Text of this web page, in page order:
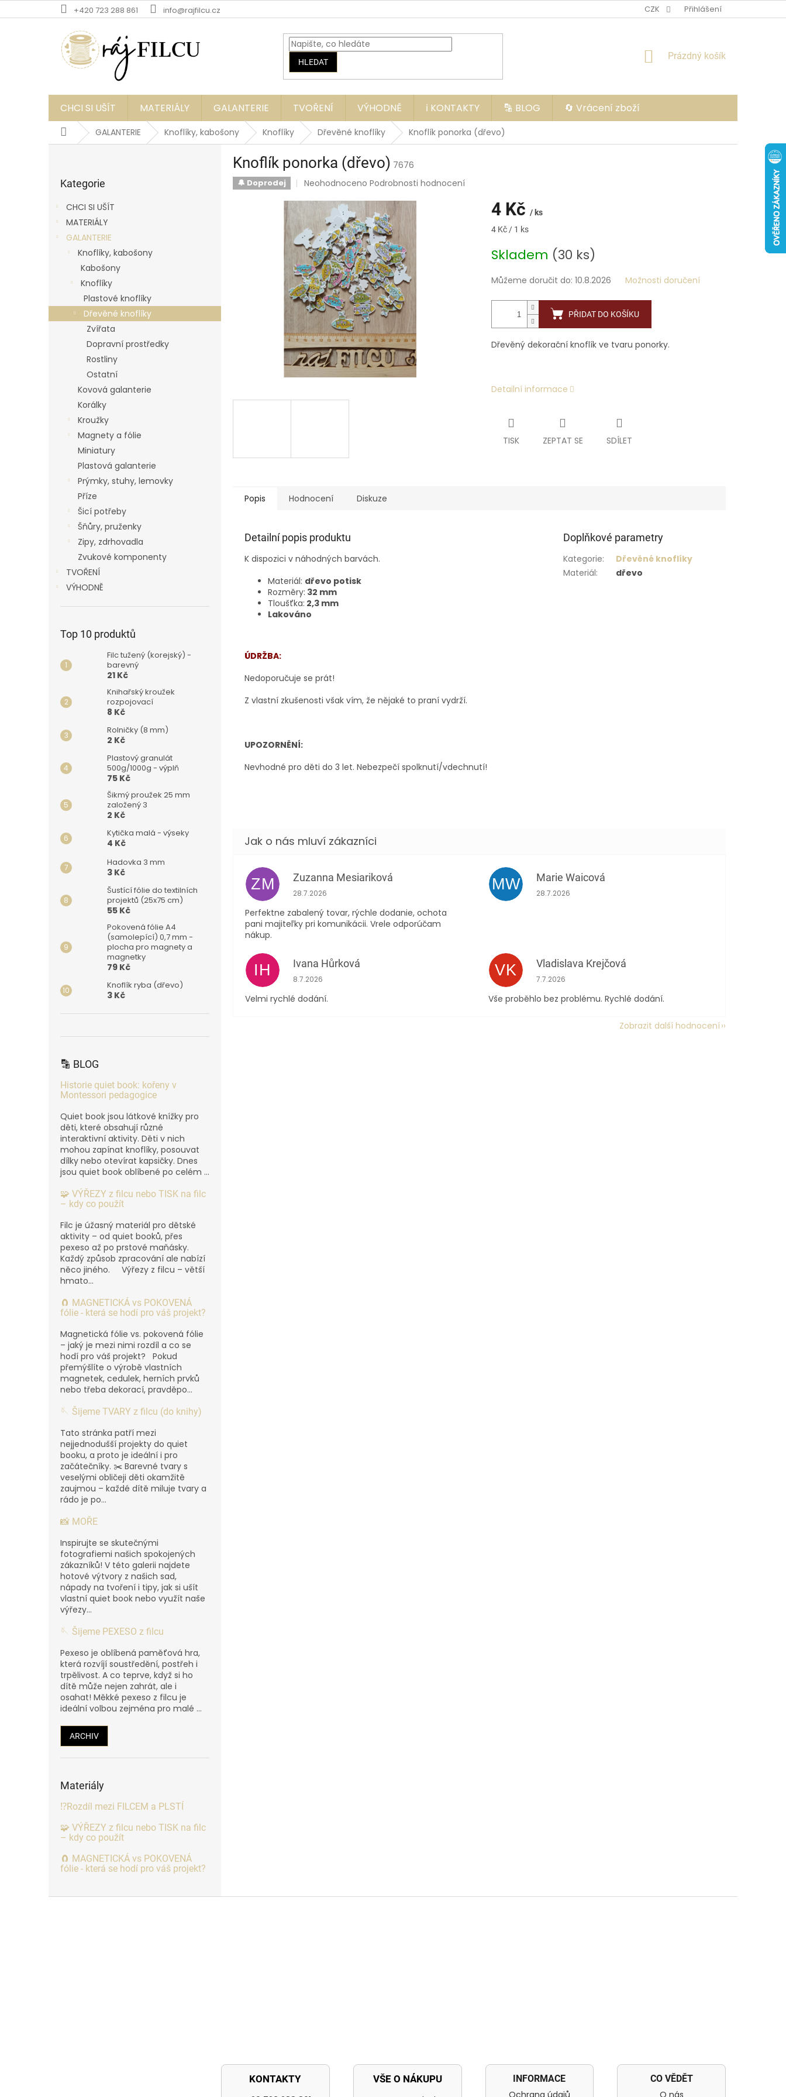
na
+420 723 288 861 info@rajfilcu.cz CZK Přihlášení
HLEDAT
NÁKUPNÍ
Prázdný košík
CHCI SI UŠÍT MATERIÁLY GALANTERIE TVOŘENÍ VÝHODNĚ ℹ️ KONTAKTY 🔡 BLOG 🔄 Vrácení zboží
DomůGALANTERIE Knoflíky, kabošony Knoflíky Dřevěné knoflíky Knoflík ponorka (dřevo)
e
l
kategorie
Kategorie
CHCI SI UŠÍT
MATERIÁLY
GALANTERIE
Knoflíky, kabošony
Kabošony
Knoflíky
Plastové knoflíky
Dřevěné knoflíky
Zvířata
Dopravní prostředky
Rostliny
Ostatní
Kovová galanterie
Korálky
Kroužky
Magnety a fólie
Miniatury
Plastová galanterie
Prýmky, stuhy, lemovky
Příze
Šicí potřeby
Šňůry, pruženky
Zipy, zdrhovadla
Zvukové komponenty
TVOŘENÍ
VÝHODNĚ
Top 10 produktů
Filc tužený (korejský) -
barevný
21 Kč
Knihařský kroužek
rozpojovací
8 Kč
Rolničky (8 mm)
2 Kč
Plastový granulát
500g/1000g - výplň
75 Kč
Šikmý proužek 25 mm
založený 3
2 Kč
Kytička malá - výseky
4 Kč
Hadovka 3 mm
3 Kč
Šustící fólie do textilních
projektů (25x75 cm)
55 Kč
Pokovená fólie A4
(samolepící) 0,7 mm -
plocha pro magnety a
magnetky
79 Kč
Knoflík ryba (dřevo)
3 Kč
🔡 BLOG
Historie quiet book: kořeny v
Montessori pedagogice
Quiet book jsou látkové knížky pro
děti, které obsahují různé
interaktivní aktivity. Děti v nich
mohou zapínat knoflíky, posouvat
dílky nebo otevírat kapsičky. Dnes
jsou quiet book oblíbené po celém ...
🧩 VÝŘEZY z filcu nebo TISK na filc
– kdy co použít
Filc je úžasný materiál pro dětské
aktivity – od quiet booků, přes
pexeso až po prstové maňásky.
Každý způsob zpracování ale nabízí
něco jiného. Výřezy z filcu – větší
hmato...
🧲 MAGNETICKÁ vs POKOVENÁ
fólie - která se hodí pro váš projekt?
Magnetická fólie vs. pokovená fólie
– jaký je mezi nimi rozdíl a co se
hodí pro váš projekt? Pokud
přemýšlíte o výrobě vlastních
magnetek, cedulek, herních prvků
nebo třeba dekorací, pravděpo...
🪡 Šijeme TVARY z filcu (do knihy)
Tato stránka patří mezi
nejjednodušší projekty do quiet
booku, a proto je ideální i pro
začátečníky. ✂️ Barevné tvary s
veselými obličeji děti okamžitě
zaujmou – každé dítě miluje tvary a
rádo je po...
📸 MOŘE
Inspirujte se skutečnými
fotografiemi našich spokojených
zákazníků! V této galerii najdete
hotové výtvory z našich sad,
nápady na tvoření i tipy, jak si ušít
vlastní quiet book nebo využít naše
výřezy...
🪡 Šijeme PEXESO z filcu
Pexeso je oblíbená paměťová hra,
která rozvíjí soustředění, postřeh i
trpělivost. A co teprve, když si ho
dítě může nejen zahrát, ale i
osahat! Měkké pexeso z filcu je
ideální volbou zejména pro malé ...
ARCHIV
Materiály
⁉️Rozdíl mezi FILCEM a PLSTÍ
🧩 VÝŘEZY z filcu nebo TISK na filc
– kdy co použít
🧲 MAGNETICKÁ vs POKOVENÁ
fólie - která se hodí pro váš projekt?
Knoflík ponorka (dřevo) 7676
🔔 Doprodej
Průměrné
produktu
je
0,0
z
5
hvězdiček.
Neohodnoceno Podrobnosti hodnocení
4 Kč / ks
Měrná
4 Kč / 1 ks
Skladem (30 ks)
Můžeme doručit do: 10.8.2026 Možnosti doručení
PŘIDAT DO KOŠÍKU
Dřevěný dekorační knoflík ve tvaru ponorky.
Detailní informace
TISK ZEPTAT SE SDÍLET
Popis Hodnocení Diskuze
Detailní popis produktu
K dispozici v náhodných barvách.
Materiál: dřevo potisk
Rozměry: 32 mm
Tloušťka: 2,3 mm
Lakováno
ÚDRŽBA:
Nedoporučuje se prát!
Z vlastní zkušenosti však vím, že nějaké to praní vydrží.
UPOZORNĚNÍ:
Nevhodné pro děti do 3 let. Nebezpečí spolknutí/vdechnutí!
Doplňkové parametry
Kategorie:
Dřevěné knoflíky
Materiál: dřevo
ZM Zuzanna Mesiariková
Hodnocení obchodu je 5 z 5 hvězdiček.
28.7.2026
Perfektne zabalený tovar, rýchle dodanie, ochota
pani majiteľky pri komunikácii. Vrele odporúčam
nákup.
MW Marie Waicová
Hodnocení obchodu je 5 z 5 hvězdiček.
28.7.2026
IH Ivana Hůrková
Hodnocení obchodu je 5 z 5 hvězdiček.
8.7.2026
Velmi rychlé dodání.
VK Vladislava Krejčová
Hodnocení obchodu je 5 z 5 hvězdiček.
7.7.2026
Vše proběhlo bez problému. Rychlé dodání.
Zobrazit další hodnocení
KONTAKTY VŠE O NÁKUPU INFORMACE
Ochrana údajů
CO VĚDĚT
O nás